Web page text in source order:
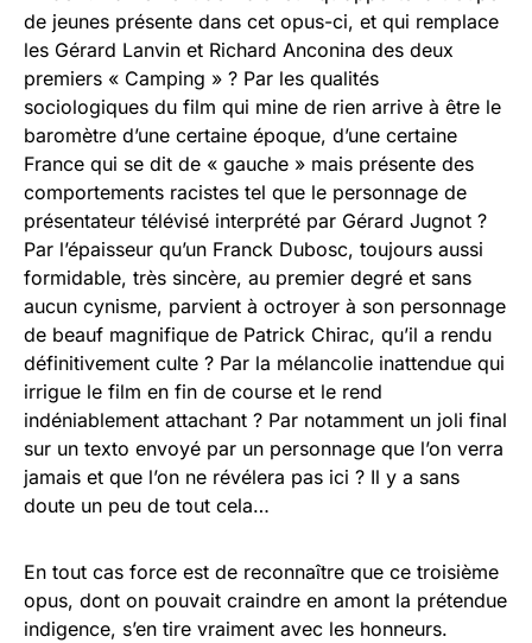
de jeunes présente dans cet opus-ci, et qui remplace
les Gérard Lanvin et Richard Anconina des deux
premiers « Camping » ? Par les qualités
sociologiques du film qui mine de rien arrive à être le
baromètre d’une certaine époque, d’une certaine
France qui se dit de « gauche » mais présente des
comportements racistes tel que le personnage de
présentateur télévisé interprété par Gérard Jugnot ?
Par l’épaisseur qu’un Franck Dubosc, toujours aussi
formidable, très sincère, au premier degré et sans
aucun cynisme, parvient à octroyer à son personnage
de beauf magnifique de Patrick Chirac, qu’il a rendu
définitivement culte ? Par la mélancolie inattendue qui
irrigue le film en fin de course et le rend
indéniablement attachant ? Par notamment un joli final
sur un texto envoyé par un personnage que l’on verra
jamais et que l’on ne révélera pas ici ? Il y a sans
doute un peu de tout cela…
En tout cas force est de reconnaître que ce troisième
opus, dont on pouvait craindre en amont la prétendue
indigence, s’en tire vraiment avec les honneurs.